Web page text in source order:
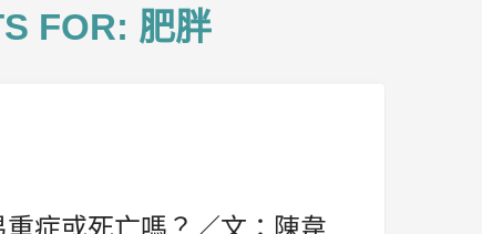
FOR: 肥胖
症或死亡嗎？／文：陳韋